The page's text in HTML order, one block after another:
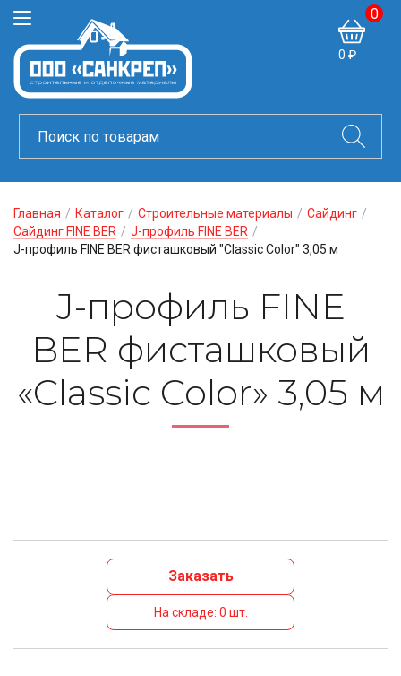
0 ₽
0
Главная / Каталог / Строительные материалы / Сайдинг /
Сайдинг FINE BER / J-профиль FINE BER /
J-профиль FINE BER фисташковый "Classic Color" 3,05 м
J-профиль FINE
BER фисташковый
«Classic Color» 3,05 м
Заказать
На складе: 0 шт.